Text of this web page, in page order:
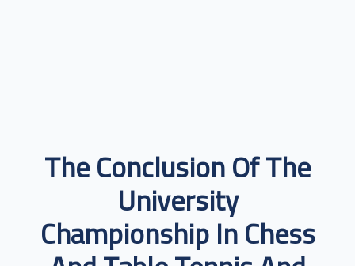
The Conclusion Of The
University
Championship In Chess